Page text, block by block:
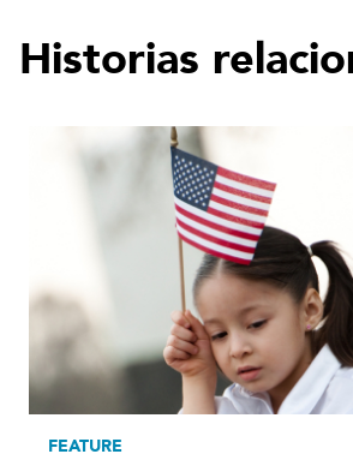
Historias
FEATURE